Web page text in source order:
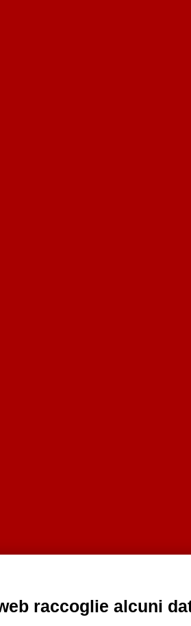
raccoglie alcuni